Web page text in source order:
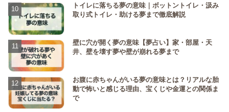
トイレに落ちる夢の意味｜ボットントイレ・汲み
取り式トイレ・助ける夢まで徹底解説
壁に穴が開く夢の意味【夢占い】家・部屋・天
井、壁を壊す夢や壁が崩れる夢まで
お腹に赤ちゃんがいる夢の意味とは？リアルな胎
動で怖いと感じる理由、宝くじや金運との関係ま
で